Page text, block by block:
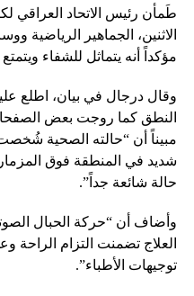
طَمأن رئيس الاتحاد العراقي
الاثنين، الجماهير الرياضية
مؤكداً أنه يتماثل للشفاء
وقال درجال في بيان، اطلع
النطق كما روجت بعض
مبيناً أن “حالته الصحية شُخصت
شديد في المنطقة فوق
حالة شائعة جداً”.
وأضاف أن “حركة الحبال
العلاج تضمنت التزام الراحة
توجيهات الأطباء”.